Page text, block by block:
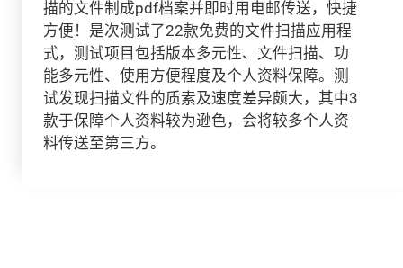
描的文件制成pdf档案并即时用电邮传送，快捷
方便！是次测试了22款免费的文件扫描应用程
式，测试项目包括版本多元性、文件扫描、功
能多元性、使用方便程度及个人资料保障。测
试发现扫描文件的质素及速度差异颇大，其中3
款于保障个人资料较为逊色，会将较多个人资
料传送至第三方。